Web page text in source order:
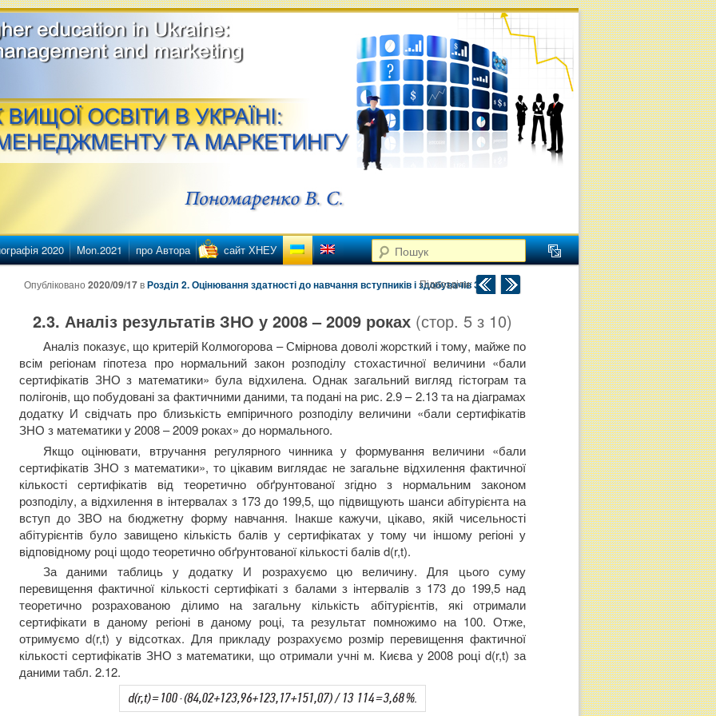
освіти в Україні
Пошук
2020 Mon.2021 про Автора сайт ХНЕУ
Навігація по публікаціям
Підрозділи:
2.3. Аналіз результатів ЗНО у 2008 – 2009 роках (стор. 5 з 10)
Опубліковано2020/09/17вРозділ 2. Оцінювання здатності до навчання вступників і здобувачів ЗВО
Аналіз показує, що критерій Колмогорова – Смірнова доволі жорсткий і тому, майже по
всім регіонам гіпотеза про нормальний закон розподілу стохастичної величини «бали
сертифікатів ЗНО з математики» була відхилена. Однак загальний вигляд гістограм та
полігонів, що побудовані за фактичними даними, та подані на рис. 2.9 – 2.13 та на діаграмах
додатку И свідчать про близькість емпіричного розподілу величини «бали сертифікатів
ЗНО з математики у 2008 – 2009 роках» до нормального.
Якщо оцінювати, втручання регулярного чинника у формування величини «бали
сертифікатів ЗНО з математики», то цікавим виглядає не загальне відхилення фактичної
кількості сертифікатів від теоретично обґрунтованої згідно з нормальним законом
розподілу, а відхилення в інтервалах з 173 до 199,5, що підвищують шанси абітурієнта на
вступ до ЗВО на бюджетну форму навчання. Інакше кажучи, цікаво, якій чисельності
абітурієнтів було завищено кількість балів у сертифікатах у тому чи іншому регіоні у
відповідному році щодо теоретично обґрунтованої кількості балів d(r,t).
За даними таблиць у додатку И розрахуємо цю величину. Для цього суму
перевищення фактичної кількості сертифікаті з балами з інтервалів з 173 до 199,5 над
теоретично розрахованою ділимо на загальну кількість абітурієнтів, які отримали
сертифікати в даному регіоні в даному році, та результат помножимо на 100. Отже,
отримуємо d(r,t) у відсотках. Для прикладу розрахуємо розмір перевищення фактичної
кількості сертифікатів ЗНО з математики, що отримали учні м. Києва у 2008 році d(r,t) за
даними табл. 2.12.